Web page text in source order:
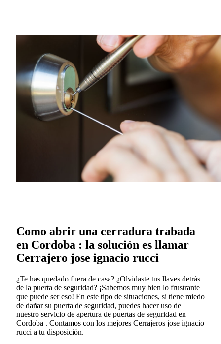
Como abrir una cerradura trabada
en Cordoba : la solución es llamar
Cerrajero jose ignacio rucci
¿Te has quedado fuera de casa? ¿Olvidaste tus llaves detrás
de la puerta de seguridad? ¡Sabemos muy bien lo frustrante
que puede ser eso! En este tipo de situaciones, si tiene miedo
de dañar su puerta de seguridad, puedes hacer uso de
nuestro servicio de apertura de puertas de seguridad en
Cordoba . Contamos con los mejores Cerrajeros jose ignacio
rucci a tu disposición.